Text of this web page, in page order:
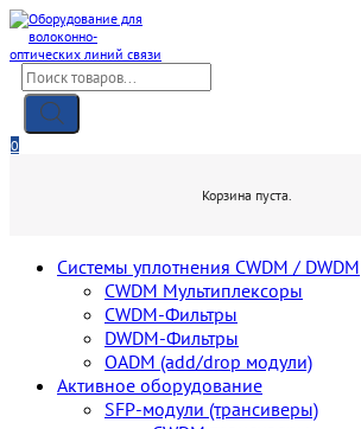
Skip
content
Поиск
товаров
0
Корзина пуста.
Cистемы уплотнения CWDM / DWDM
CWDM Мультиплексоры
CWDM-Фильтры
DWDM-Фильтры
OADM (add/drop модули)
Активное оборудование
SFP-модули (трансиверы)